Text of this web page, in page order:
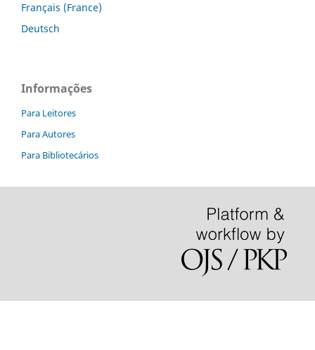
Français (France)
Deutsch
Informações
Para Leitores
Para Autores
Para Bibliotecários